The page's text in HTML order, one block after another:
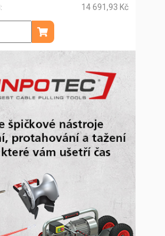
14 691,93 Kč
ks
Přidat do košíku